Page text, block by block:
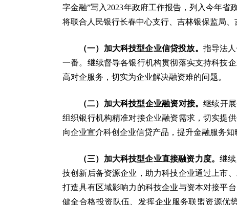
字金融”写入2023年政府工作报告，列入今年
将联合人民银行长春中心支行、吉林银保监局
（一）加大科技型企业信贷投放。 指导法
一番。继续督导各银行机构贯彻落实支持科技
高对企服务，切实为企业解决融资难的问题。
（二）加大科技型企业融资对接。继续开
组织银行机构精准对接企业融资需求，切实提
向企业宣介科创企业信贷产品，提升金融服务知
（三）加大科技型企业直接融资力度。继
技创新后备资源企业，助力科技企业通过上市
打造具有区域影响力的科技企业与资本对接平
健全合格投资队伍、发挥企业服务联盟资源优